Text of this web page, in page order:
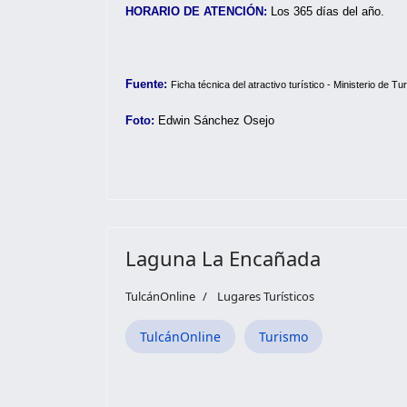
HORARIO DE ATENCIÓN: Los 365 días del año.
Fuente: Ficha técnica del atractivo turístico - Ministerio de
Foto: Edwin Sánchez Osejo
Laguna La Encañada
TulcánOnline Lugares Turísticos
TulcánOnline Turismo